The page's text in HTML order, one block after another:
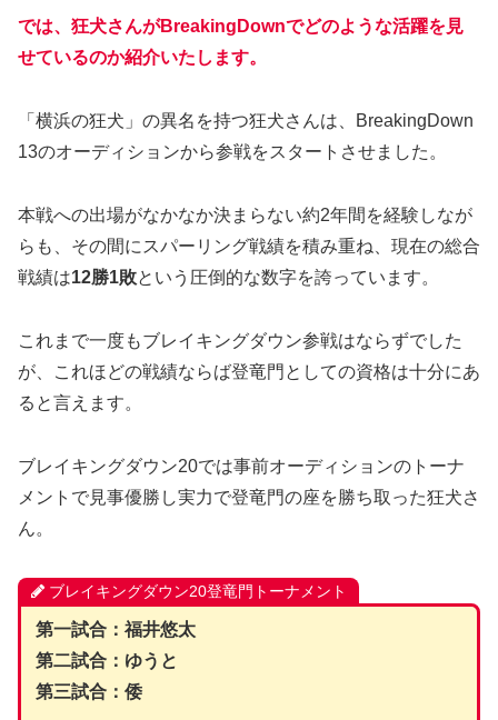
では、狂犬さんがBreakingDownでどのような活躍を見
せているのか紹介いたします。
「横浜の狂犬」の異名を持つ狂犬さんは、BreakingDown
13のオーディションから参戦をスタートさせました。
本戦への出場がなかなか決まらない約2年間を経験しなが
らも、その間にスパーリング戦績を積み重ね、現在の総合
戦績は12勝1敗という圧倒的な数字を誇っています。
これまで一度もブレイキングダウン参戦はならずでした
が、これほどの戦績ならば登竜門としての資格は十分にあ
ると言えます。
ブレイキングダウン20では事前オーディションのトーナ
メントで見事優勝し実力で登竜門の座を勝ち取った狂犬さ
ん。
ブレイキングダウン20登竜門トーナメント
第一試合：福井悠太
第二試合：ゆうと
第三試合：倭